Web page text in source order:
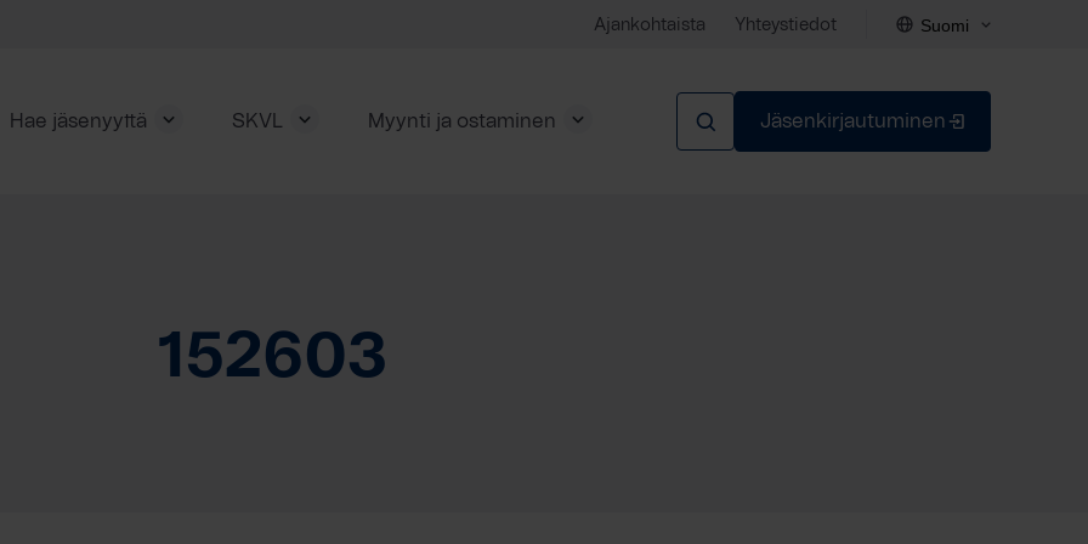
Ajankohtaista Yhteystiedot Suomi
Hae jäsenyyttä SKVL Myynti ja ostaminen Jäsenkirjautuminen
152603